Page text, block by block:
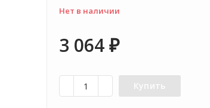
Нет в наличии
3 064 ₽
Купить